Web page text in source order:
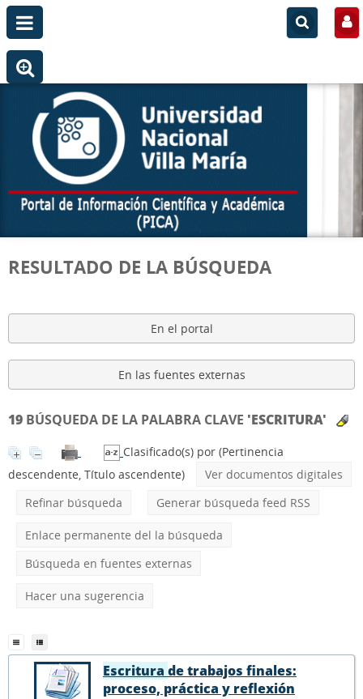
RESULTADO DE LA BÚSQUEDA
En el portal
En las fuentes externas
19 BÚSQUEDA DE LA PALABRA CLAVE 'ESCRITURA'
Clasificado(s) por (Pertinencia
descendente, Título ascendente)
Ver documentos digitales
Refinar búsqueda
Generar búsqueda feed RSS
Enlace permanente del la búsqueda
Búsqueda en fuentes externas
Hacer una sugerencia
Escritura de trabajos finales:
proceso, práctica y reflexión